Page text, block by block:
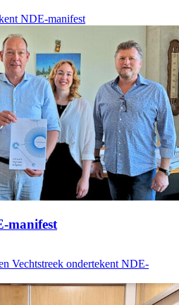
NDE-manifest
manifest
Vechtstreek ondertekent NDE-